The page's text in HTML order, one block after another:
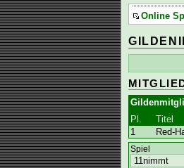
Online
Pl.
Titel
1
Red-
Spiel